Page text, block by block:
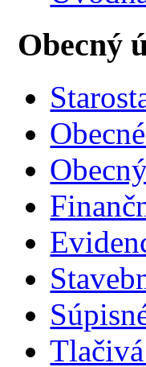
Obecný